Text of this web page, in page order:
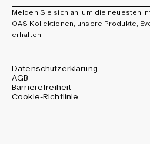
Melden Sie sich an, um die neuesten
OAS Kollektionen, unsere Produkte,
erhalten.
Datenschutzerklärung
AGB
Barrierefreiheit
Cookie-Richtlinie